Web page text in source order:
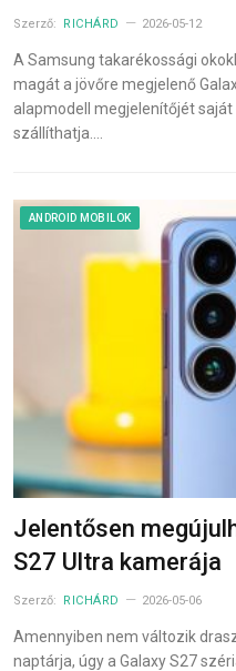
Szerző: RICHÁRD 2026-05-12
A Samsung takarékossági
magát a jövőre megjelenő
alapmodell megjelenítőjét saját
szállíthatja.…
ANDROID MOBILOK
Jelentősen
S27 Ultra kamerája
Szerző: RICHÁRD 2026-05-06
Amennyiben nem változik
naptárja, úgy a Galaxy S27